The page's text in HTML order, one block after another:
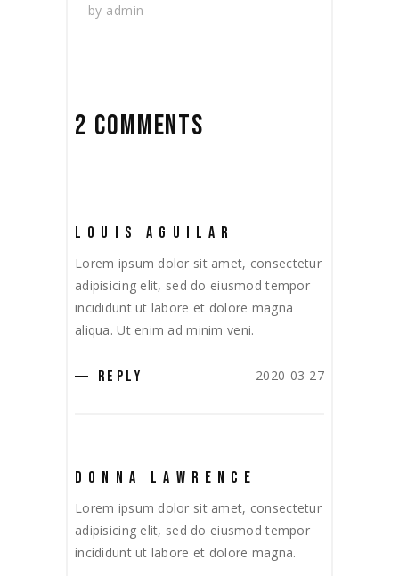
by admin
2 COMMENTS
LOUIS AGUILAR
Lorem ipsum dolor sit amet, consectetur
adipisicing elit, sed do eiusmod tempor
incididunt ut labore et dolore magna
aliqua. Ut enim ad minim veni.
REPLY 2020-03-27
DONNA LAWRENCE
Lorem ipsum dolor sit amet, consectetur
adipisicing elit, sed do eiusmod tempor
incididunt ut labore et dolore magna.